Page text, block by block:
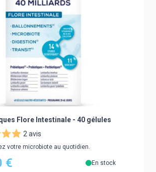
Flore Intestinale - 40 gélules
2 avis
votre microbiote au quotidien.
€ En stock